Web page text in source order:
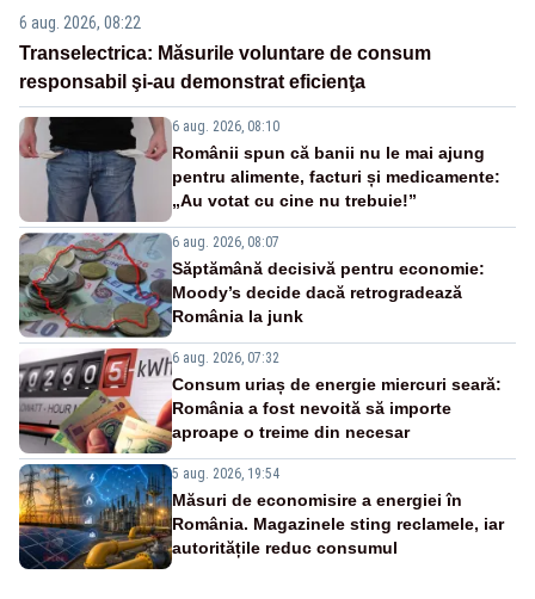
6 aug. 2026, 08:22
Transelectrica: Măsurile voluntare de consum
responsabil şi-au demonstrat eficienţa
6 aug. 2026, 08:10
Românii spun că banii nu le mai ajung
pentru alimente, facturi și medicamente:
„Au votat cu cine nu trebuie!”
6 aug. 2026, 08:07
Săptămână decisivă pentru economie:
Moody’s decide dacă retrogradează
România la junk
6 aug. 2026, 07:32
Consum uriaș de energie miercuri seară:
România a fost nevoită să importe
aproape o treime din necesar
5 aug. 2026, 19:54
Măsuri de economisire a energiei în
România. Magazinele sting reclamele, iar
autoritățile reduc consumul